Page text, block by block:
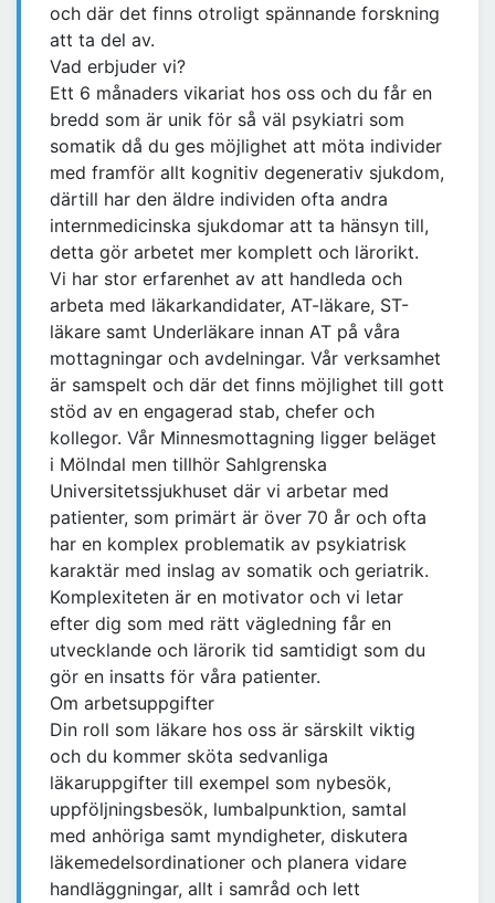
och där det finns otroligt spännande forskning
att ta del av.
Vad erbjuder vi?
Ett 6 månaders vikariat hos oss och du får en
bredd som är unik för så väl psykiatri som
somatik då du ges möjlighet att möta individer
med framför allt kognitiv degenerativ sjukdom,
därtill har den äldre individen ofta andra
internmedicinska sjukdomar att ta hänsyn till,
detta gör arbetet mer komplett och lärorikt.
Vi har stor erfarenhet av att handleda och
arbeta med läkarkandidater, AT-läkare, ST-
läkare samt Underläkare innan AT på våra
mottagningar och avdelningar. Vår verksamhet
är samspelt och där det finns möjlighet till gott
stöd av en engagerad stab, chefer och
kollegor. Vår Minnesmottagning ligger beläget
i Mölndal men tillhör Sahlgrenska
Universitetssjukhuset där vi arbetar med
patienter, som primärt är över 70 år och ofta
har en komplex problematik av psykiatrisk
karaktär med inslag av somatik och geriatrik.
Komplexiteten är en motivator och vi letar
efter dig som med rätt vägledning får en
utvecklande och lärorik tid samtidigt som du
gör en insatts för våra patienter.
Om arbetsuppgifter
Din roll som läkare hos oss är särskilt viktig
och du kommer sköta sedvanliga
läkaruppgifter till exempel som nybesök,
uppföljningsbesök, lumbalpunktion, samtal
med anhöriga samt myndigheter, diskutera
läkemedelsordinationer och planera vidare
handläggningar, allt i samråd och lett